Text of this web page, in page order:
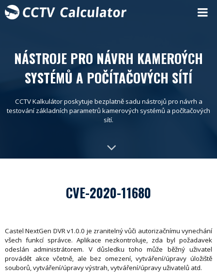
NÁSTROJE PRO NÁVRH KAMEROÝCH
SYSTÉMŮ A POČÍTAČOVÝCH SÍTÍ
CCTV Kalkulátor poskytuje bezplatně sadu nástrojů pro návrh a
testování základních parametrů kamerových systémů a počítačových
sítí.
CVE-2020-11680
Castel NextGen DVR v1.0.0 je zranitelný vůči autorizačnímu vynechání
všech funkcí správce. Aplikace nezkontroluje, zda byl požadavek
odeslán administrátorem. V důsledku toho může běžný uživatel
provádět akce včetně, ale bez omezení, vytváření/úpravy úložiště
souborů, vytváření/úpravy výstrah, vytváření/úpravy uživatelů atd.